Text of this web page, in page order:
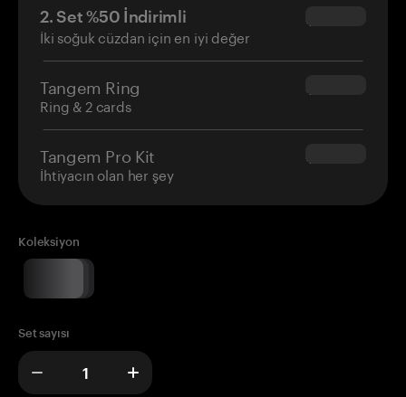
2. Set %50 İndirimli
İki soğuk cüzdan için en iyi değer
$34.95
Tangem Ring
Ring & 2 cards
$160.00
Tangem Pro Kit
İhtiyacın olan her şey
$180.00
Koleksiyon
Set sayısı